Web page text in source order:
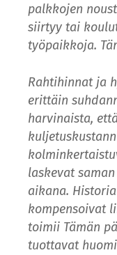
palkkojen
siirtyy tai
työpaikkoja.
Rahtihinnat ja
erittäin
harvinaista,
laskevat
aikana.
kompensoivat
toimii Tämän
tuottavat